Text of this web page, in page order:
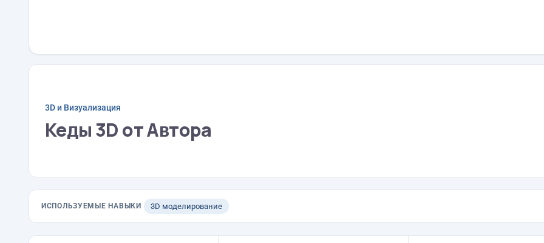
3D и Визуализация
Кеды 3D от Автора
ИСПОЛЬЗУЕМЫЕ НАВЫКИ 3D моделирование